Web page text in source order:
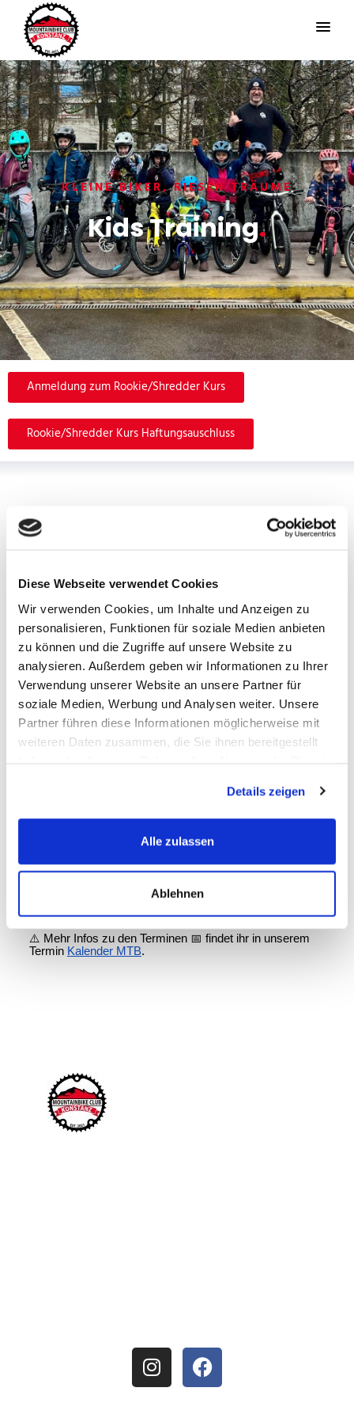
Diese Webseite verwendet Cookies
Wir verwenden Cookies, um Inhalte und Anzeigen zu
personalisieren, Funktionen für soziale Medien anbieten
zu können und die Zugriffe auf unsere Website zu
analysieren. Außerdem geben wir Informationen zu Ihrer
Verwendung unserer Website an unsere Partner für
soziale Medien, Werbung und Analysen weiter. Unsere
Partner führen diese Informationen möglicherweise mit
weiteren Daten zusammen, die Sie ihnen bereitgestellt
Details zeigen
Alle zulassen
Ablehnen
KLEINE BIKER, RIESEN TRÄUME
Kids Training.
Anmeldung zum Rookie/Shredder Kurs
Rookie/Shredder Kurs Haftungsauschluss